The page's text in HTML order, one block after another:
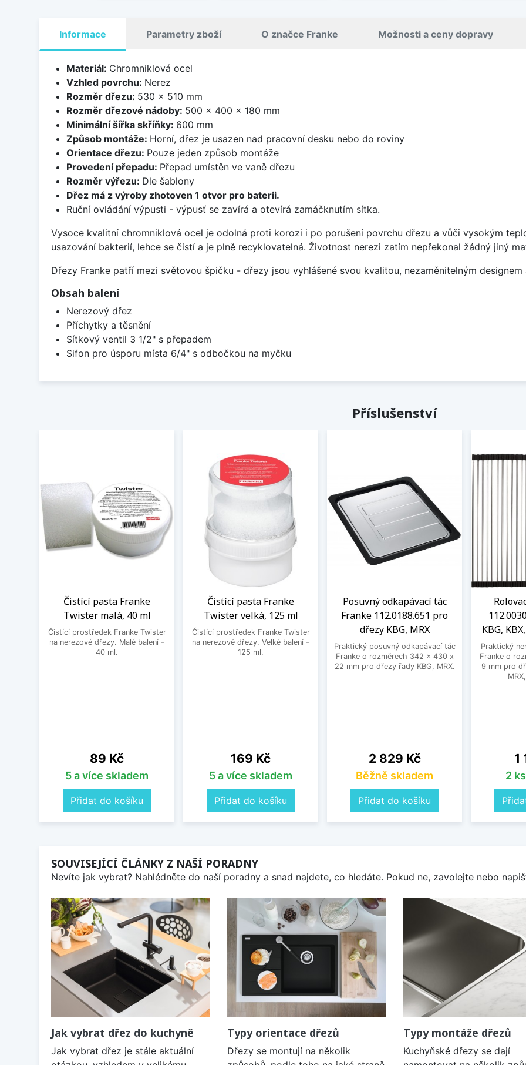
Informace Parametry zboží O značce Franke Možnosti a ceny dopravy
Materiál: Chromniklová ocel
Vzhled povrchu: Nerez
Rozměr dřezu: 530 x 510 mm
Rozměr dřezové nádoby: 500 x 400 x 180 mm
Minimální šířka skříňky: 600 mm
Způsob montáže: Horní, dřez je usazen nad pracovní desku nebo do roviny
Orientace dřezu: Pouze jeden způsob montáže
Provedení přepadu: Přepad umístěn ve vaně dřezu
Rozměr výřezu: Dle šablony
Dřez má z výroby zhotoven 1 otvor pro baterii.
Ruční ovládání výpusti - výpusť se zavírá a otevírá zamáčknutím sítka.
Vysoce kvalitní chromniklová ocel je odolná proti korozi i po porušení povrchu dřezu a vůči vysokým
usazování bakterií, lehce se čistí a je plně recyklovatelná. Životnost nerezi zatím nepřekonal žádný jiný
Dřezy Franke patří mezi světovou špičku - dřezy jsou vyhlášené svou kvalitou, nezaměnitelným
Obsah balení
Nerezový dřez
Příchytky a těsnění
Sítkový ventil 3 1/2" s přepadem
Sifon pro úsporu místa 6/4" s odbočkou na myčku
Příslušenství
Čistící pasta Franke
Twister malá, 40 ml
Čistící prostředek Franke Twister
na nerezové dřezy. Malé balení -
40 ml.
Cena
89 Kč
5 a více skladem
Přidat do košíku
Čistící pasta Franke
Twister velká, 125 ml
Čistící prostředek Franke Twister
na nerezové dřezy. Velké balení -
125 ml.
Cena
169 Kč
5 a více skladem
Přidat do košíku
Posuvný odkapávací tác
Franke 112.0188.651 pro
dřezy KBG, MRX
Praktický posuvný odkapávací tác
Franke o rozměrech 342 x 430 x
22 mm pro dřezy řady KBG, MRX.
Cena
2 829 Kč
Běžně skladem
Přidat do košíku
KBG,
Praktický
Franke o
9 mm pro
1
2
SOUVISEJÍCÍ ČLÁNKY Z NAŠÍ PORADNY
Nevíte jak vybrat? Nahlédněte do naší poradny a snad najdete, co hledáte. Pokud ne, zavolejte nebo
Jak vybrat dřez do kuchyně
Jak vybrat dřez je stále aktuální
Typy orientace dřezů
Dřezy se montují na několik
Typy montáže dřezů
Kuchyňské dřezy se dají